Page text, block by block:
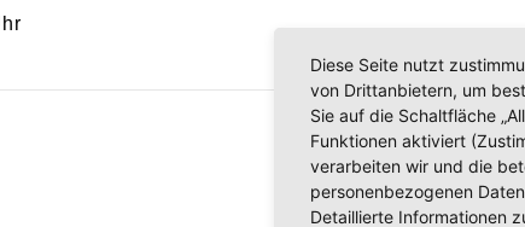
Diese Seite nutzt
von Drittanbietern, um
Sie auf die Schaltfläche
Funktionen aktiviert
verarbeiten wir und die
personenbezogenen
Detaillierte Informationen